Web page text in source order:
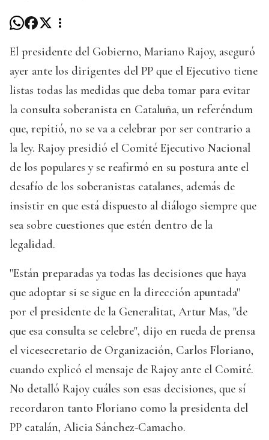
El presidente del Gobierno, Mariano Rajoy, aseguró
ayer ante los dirigentes del PP que el Ejecutivo tiene
listas todas las medidas que deba tomar para evitar
la consulta soberanista en Cataluña, un referéndum
que, repitió, no se va a celebrar por ser contrario a
la ley. Rajoy presidió el Comité Ejecutivo Nacional
de los populares y se reafirmó en su postura ante el
desafío de los soberanistas catalanes, además de
insistir en que está dispuesto al diálogo siempre que
sea sobre cuestiones que estén dentro de la
legalidad.
"Están preparadas ya todas las decisiones que haya
que adoptar si se sigue en la dirección apuntada"
por el presidente de la Generalitat, Artur Mas, "de
que esa consulta se celebre", dijo en rueda de prensa
el vicesecretario de Organización, Carlos Floriano,
cuando explicó el mensaje de Rajoy ante el Comité.
No detalló Rajoy cuáles son esas decisiones, que sí
recordaron tanto Floriano como la presidenta del
PP catalán, Alicia Sánchez-Camacho.